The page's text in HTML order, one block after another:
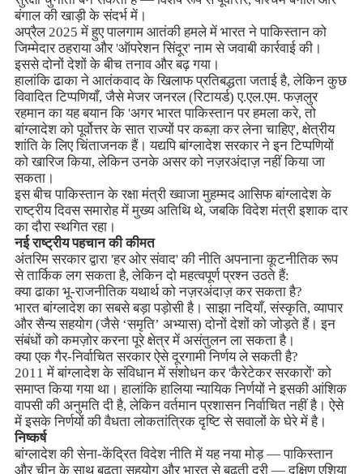
बंगाल की खाड़ी के संदर्भ में।
अप्रैल 2025 में हुए पालगाम आतंकी हमले में भारत ने पाकिस्तान को
जिम्मेदार ठहराया और 'ऑपरेशन सिंदूर' नाम से जवाबी कार्रवाई की।
इससे दोनों देशों के बीच तनाव और बढ़ गया।
हालांकि ढाका ने आतंकवाद के खिलाफ प्रतिबद्धता जताई है, लेकिन कुछ
विवादित टिप्पणियाँ, जैसे मेजर जनरल (रिटायर्ड) ए.एल.एम. फज़लुर
रहमान का यह बयान कि 'अगर भारत पाकिस्तान पर हमला करे, तो
बांग्लादेश को पूर्वोत्तर के सात राज्यों पर कब्ज़ा कर लेना चाहिए', क्षेत्रीय
शांति के लिए चिंताजनक हैं। यद्यपि बांग्लादेश सरकार ने इन टिप्पणियों
को खारिज किया, लेकिन उनके असर को नज़रअंदाज़ नहीं किया जा
सकता।
इस बीच पाकिस्तान के रक्षा मंत्री ख्वाजा मुहम्मद आसिफ बांग्लादेश के
राष्ट्रीय दिवस समारोह में मुख्य अतिथि थे, जबकि विदेश मंत्री इशाक दार
का दौरा स्थगित रहा।
नई राष्ट्रीय पहचान की कीमत
अंतरिम सरकार द्वारा 'हर ओर संवाद' की नीति अपनाना कूटनीतिक रूप
से तार्किक लग सकता है, लेकिन दो महत्वपूर्ण प्रश्न उठते हैं:
क्या ढाका भू-राजनीतिक यथार्थ को नज़रअंदाज़ कर सकता है?
भारत बांग्लादेश का सबसे बड़ा पड़ोसी है। साझा नदियाँ, संस्कृति, व्यापार
और सैन्य सहयोग (जैसे ‘समृति’ अभ्यास) दोनों देशों को जोड़ते हैं। इन
संबंधों को कमज़ोर करना पूरे क्षेत्र में असंतुलन ला सकता है।
क्या एक गैर-निर्वाचित सरकार ऐसे दूरगामी निर्णय ले सकती है?
2011 में बांग्लादेश के संविधान में संशोधन कर 'कैरेटेकर सरकारों' को
समाप्त किया गया था। हालांकि हालिया न्यायिक निर्णयों ने इसकी आंशिक
वापसी की अनुमति दी है, लेकिन वर्तमान प्रशासन निर्वाचित नहीं है। ऐसे
में इसके निर्णयों की वैधता लोकतांत्रिक दृष्टि से सवालों के घेरे में है।
निष्कर्ष
बांग्लादेश की सेना-केंद्रित विदेश नीति में यह नया मोड़ — पाकिस्तान
और चीन के साथ बढ़ता सहयोग और भारत से बढ़ती दूरी — दक्षिण एशिया